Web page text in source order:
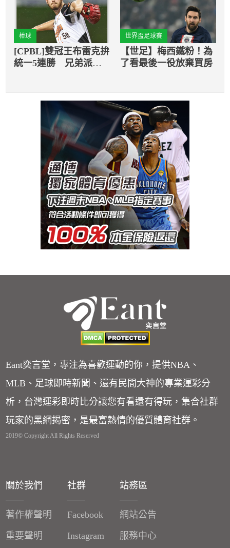
棒球
[CPBL]雙冠王布雷克拚
統一5連勝 兄弟派呂
世界盃足球賽
【世足】梅西鐵粉！為
了看最後一役放棄買房
Eant奕言堂，專注為喜歡運動的你，提供NBA、
MLB、足球即時新聞、還有民間大神的專業運彩分
析，台灣運彩即時比分讓您有看還有得玩，集合社群
玩家的黑網揭密，是最富熱情的優質體育社群。
2019© Copyright All Rights Reserved
關於我們
著作權聲明
重要聲明
社群
Facebook
Instagram
站務區
網站公告
服務中心